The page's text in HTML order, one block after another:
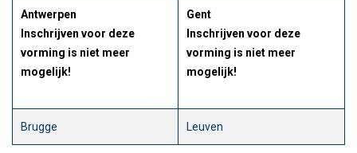
Antwerpen
Inschrijven voor deze
vorming is niet meer
mogelijk!
Gent
Inschrijven voor deze
vorming is niet meer
mogelijk!
Brugge Leuven